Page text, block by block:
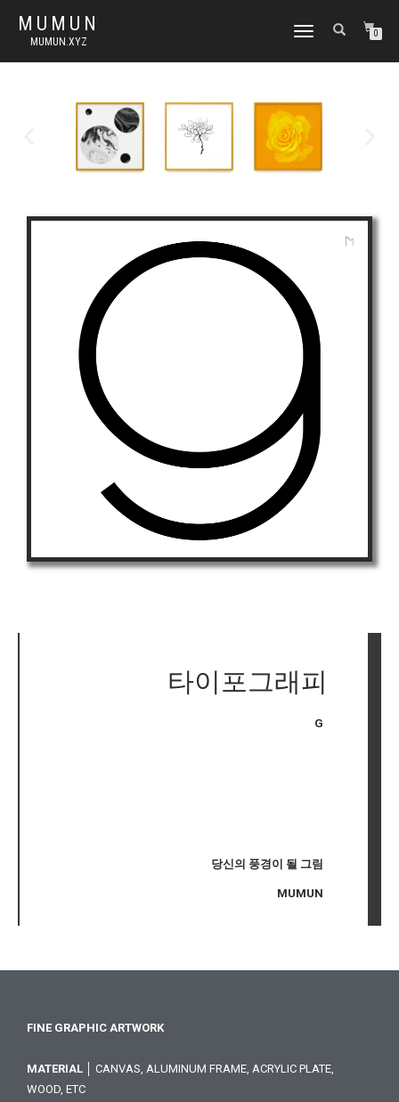
MUMUN
MUMUN.XYZ
토
내
게
이
션
0
타이포그래피
G
당신의 풍경이 될 그림
MUMUN
FINE GRAPHIC ARTWORK
MATERIAL │ CANVAS, ALUMINUM FRAME, ACRYLIC PLATE,
WOOD, ETC